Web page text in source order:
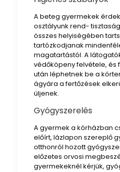
A beteg gyermekek
osztályunk rend-
összes helyiségében
tartózkodjanak
magatartástól. A
védőköpeny felvétele, és
után léphetnek be a
ágyára a fertőzések
üljenek.
Gyógyszerelés
A gyermek a kórházban
előírt, lázlapon szereplő
otthonról hozott
előzetes orvosi
gyermekeknél kérjük,